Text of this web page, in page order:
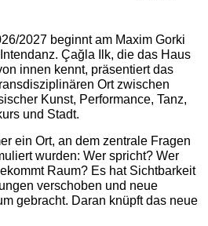
2027 beginnt am Maxim Gorki
Çağla Ilk, die das Haus
innen kennt, präsentiert das
Ort zwischen
Kunst, Performance, Tanz,
und Stadt.
ein Ort, an dem zentrale Fragen
wurden: Wer spricht? Wer
Raum? Es hat Sichtbarkeit
verschoben und neue
gebracht. Daran knüpft das neue